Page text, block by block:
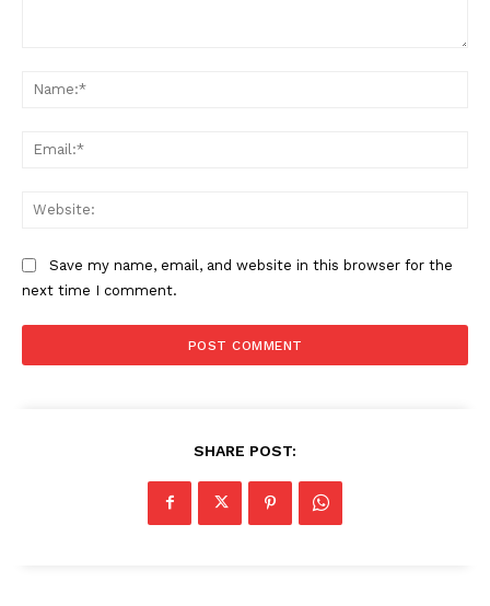
Save my name, email, and website in this browser for the
next time I comment.
SHARE POST: